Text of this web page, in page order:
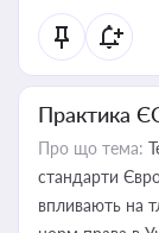
Практика
Про що тема:
стандарти
впливають на